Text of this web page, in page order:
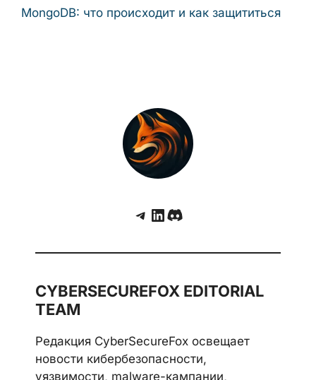
RCE и открытая БД ИИ-агентов — что
CYBERSECUREFOX EDITORIAL
TEAM